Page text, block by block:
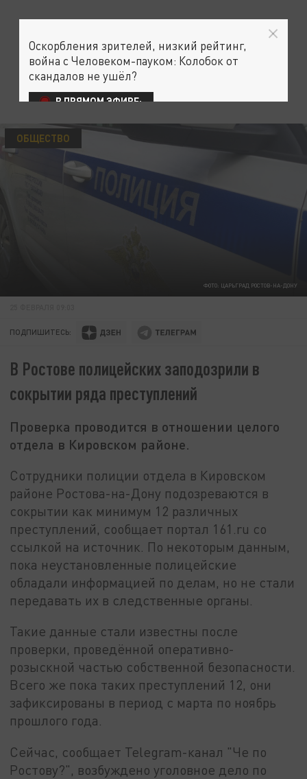
ФОТО: ЦАРЬГРАД РОСТОВ-НА-ДОНУ
ОБЩЕСТВО
ПОДПИШИТЕСЬ:
В Ростове полицейских заподозрили в
сокрытии ряда преступлений
Проверка проводится в отношении целого
отдела в Кировском районе.
Сотрудники полиции отдела в Кировском
районе Ростова-на-Дону подозреваются в
сокрытии как минимум 12 различных
преступлений, сообщает портал 161.ru со
ссылкой на источник. По некоторым данным,
пока неустановленные полицейские
обладали информацией по делам, но не стали
передавать их в следственные органы.
Такие данные стали известны после
проверки, проведённой оперативно-
розыскной частью собственной безопасности.
Всего же пока таких преступлений 12, они
зафиксированы в период с марта по ноябрь
прошлого года.
Сейчас, сообщает Telegram-канал "Че по
Ростову?", возбуждено уголовное дело по
Оскорбления зрителей, низкий рейтинг,
война с Человеком-пауком: Колобок от
скандалов не ушёл?
В ПРЯМОМ ЭФИРЕ: